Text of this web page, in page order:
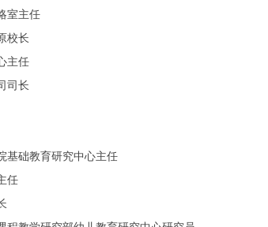
室主任
原校长
主任
司长
础教育研究中心主任
任